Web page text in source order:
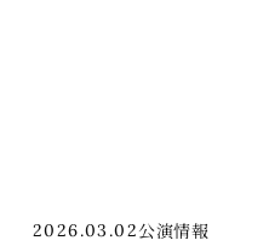
2026.03.02公演情報